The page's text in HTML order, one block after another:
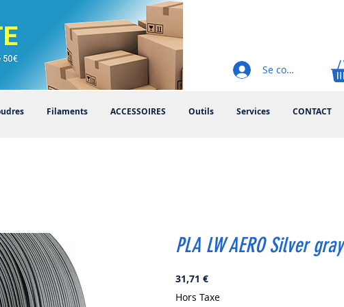
Filaments ACCESSOIRES Outils Services CONTACT
Se connecter
PLA LW AERO Silver gray
31,71 €Prix
Hors Taxe